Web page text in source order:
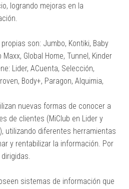
logrando mejoras en la
son: Jumbo, Kontiki, Baby
Global Home, Tunnel, Kinder
Lider, ACuenta, Selección,
Body+, Paragon, Alquimia,
nuevas formas de conocer a
de clientes (MiClub en Lider y
utilizando diferentes herramientas
y rentabilizar la información. Por
sistemas de información que